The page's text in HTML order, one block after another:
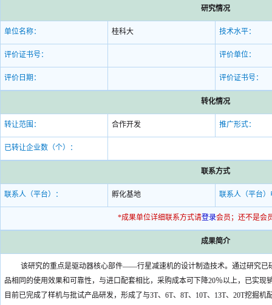
研究情况
单位名称： 桂科大 技术水平：
评价证书号： 评价单位：
评价日期： 评价证书号：
转化情况
转让范围： 合作开发 推广形式：
已转让企业数（个）：
联系方式
联系人（平台）： 孵化基地 联系人（平台）
*成果单位详细联系方式请登录会员；还不是会
成果简介
该研究的重点是驱动器核心部件——行星减速机的设计制造技术。通过研究已
品相同的使用效果和可靠性，与进口配套相比，采购成本可下降20％以上，已实现
目前已完成了样机与批试产品研发，形成了与3T、6T、8T、10T、13T、20T挖掘